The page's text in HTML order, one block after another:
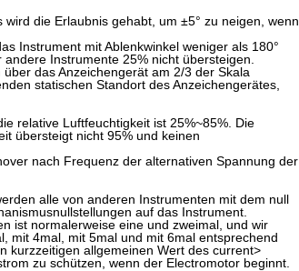
die Erlaubnis gehabt, um ±5° zu neigen, wenn
Instrument mit Ablenkwinkel weniger als 180°
Instrumente 25% nicht übersteigen.
das Anzeichengerät am 2/3 der Skala
statischen Standort des Anzeichengerätes,
relative Luftfeuchtigkeit ist 25%~85%. Die
übersteigt nicht 95% und keinen
nach Frequenz der alternativen Spannung der
alle von anderen Instrumenten mit dem null
auf das Instrument.
ist normalerweise eine und zweimal, und wir
mit 4mal, mit 5mal und mit 6mal entsprechend
kurzzeitigen allgemeinen Wert des current>
zu schützen, wenn der Electromotor beginnt.